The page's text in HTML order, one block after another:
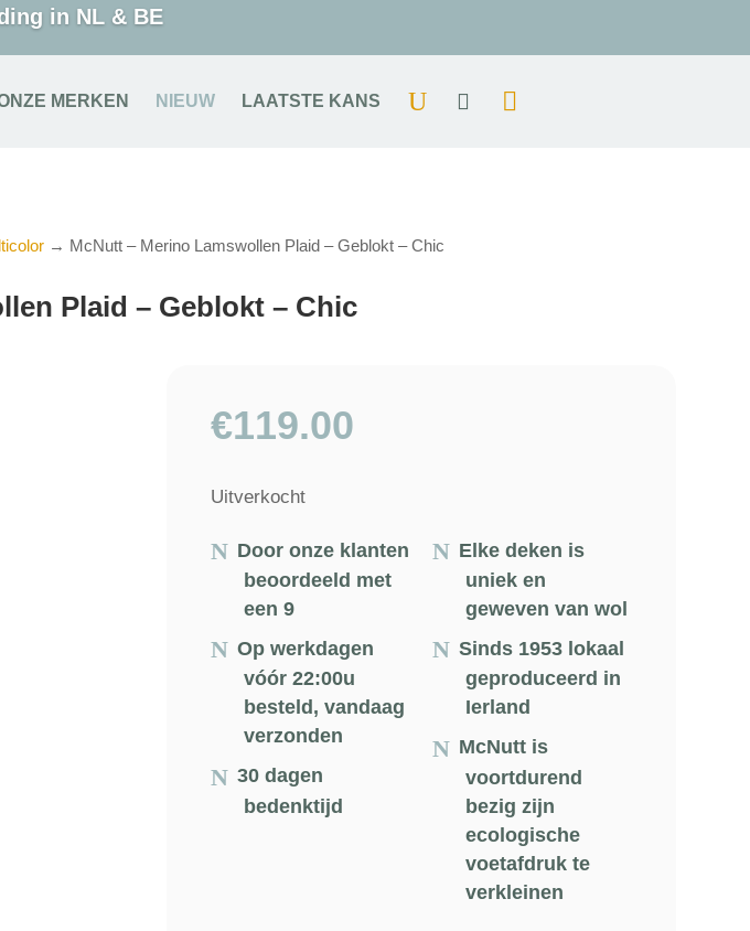
in NL & BE
MERKEN NIEUW LAATSTE KANS
→ McNutt – Merino Lamswollen Plaid – Geblokt – Chic
Plaid – Geblokt – Chic
€119.00
Uitverkocht
Door onze klanten
beoordeeld met
een 9
Op werkdagen
vóór 22:00u
besteld, vandaag
verzonden
30 dagen
bedenktijd
Elke deken is
uniek en
geweven van wol
Sinds 1953 lokaal
geproduceerd in
Ierland
McNutt is
voortdurend
bezig zijn
ecologische
voetafdruk te
verkleinen